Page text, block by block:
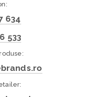
634
533